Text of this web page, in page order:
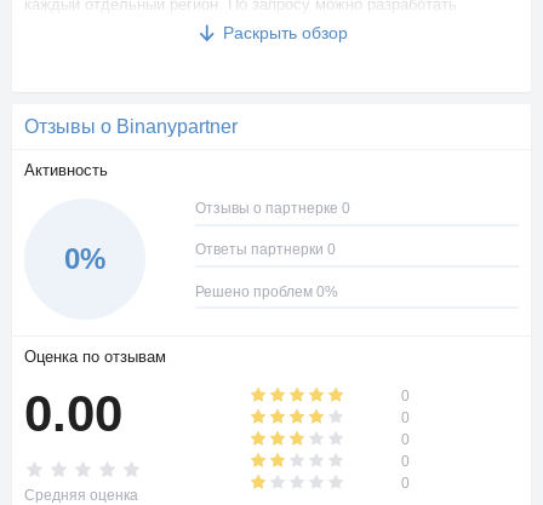
каждый отдельный регион. По запросу можно разработать
уникальные креативы. Платформа сотрудничает с азиатскими
платежными системами, что позволяет повысить конверсию.
Пользователь может привязать к учетной записи кошельки в
вывода составляет 30 долларов.
Раскрыть обзор
Отзывы о Binanypartner
Активность
0%
Отзывы о партнерке 0
Ответы партнерки 0
Решено проблем 0%
Оценка по отзывам
0.00
Средняя оценка
0
0
0
0
0